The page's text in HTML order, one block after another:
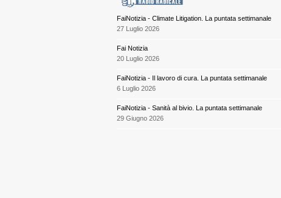
FaiNotizia - Climate Litigation. La puntata settimanale
27 Luglio 2026
Fai Notizia
20 Luglio 2026
FaiNotizia - Il lavoro di cura. La puntata settimanale
6 Luglio 2026
FaiNotizia - Sanità al bivio. La puntata settimanale
29 Giugno 2026